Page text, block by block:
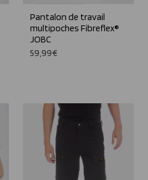
Pantalon de travail
multipoches Fibreflex®
JOBC
59,99€